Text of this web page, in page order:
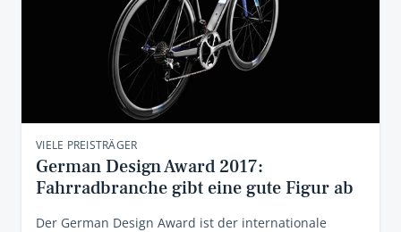
VIELE PREISTRÄGER
German Design Award 2017:
Fahrradbranche gibt eine gute Figur ab
Der German Design Award ist der internationale